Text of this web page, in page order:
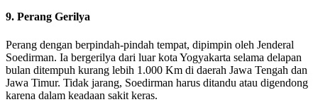
9. Perang Gerilya
Perang dengan berpindah-pindah tempat, dipimpin oleh Jenderal
Soedirman. Ia bergerilya dari luar kota Yogyakarta selama delapan
bulan ditempuh kurang lebih 1.000 Km di daerah Jawa Tengah dan
Jawa Timur. Tidak jarang, Soedirman harus ditandu atau digendong
karena dalam keadaan sakit keras.